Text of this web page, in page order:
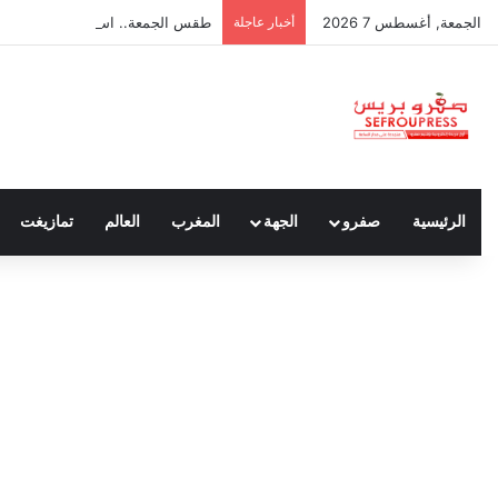
الجمعة, أغسطس 7 2026 أخبار عاجلة طقس الجمعة.. استمرار الأجواء
الرئيسية صفرو الجهة المغرب العالم تمازيغت